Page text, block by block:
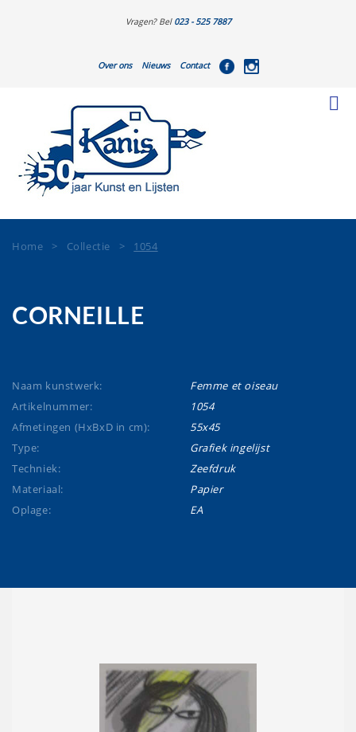
Vragen? Bel 023 - 525 7887
Over ons Nieuws Contact
Home > Collectie > 1054
CORNEILLE
Naam kunstwerk:
Femme et oiseau
Artikelnummer:
1054
Afmetingen (HxBxD in cm):
55x45
Type:
Grafiek ingelijst
Techniek:
Zeefdruk
Materiaal:
Papier
Oplage:
EA